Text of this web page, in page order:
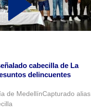
cabecilla de La
delincuentes
de MedellínCapturado alias